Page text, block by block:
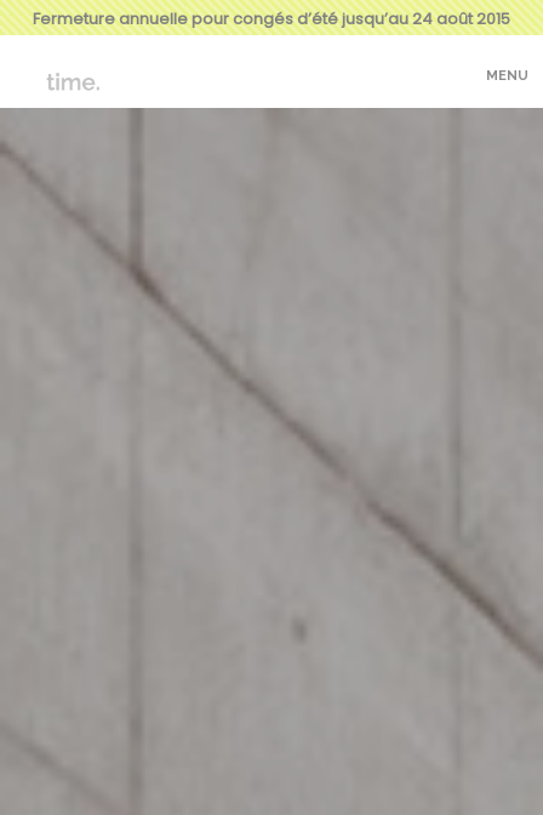
Fermeture annuelle pour congés d’été jusqu’au 24 août 2015
MENU